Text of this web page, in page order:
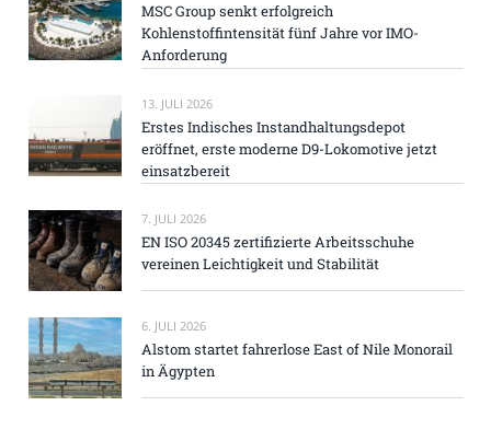
MSC Group senkt erfolgreich
Kohlenstoffintensität fünf Jahre vor IMO-
Anforderung
13. JULI 2026
Erstes Indisches Instandhaltungsdepot
eröffnet, erste moderne D9-Lokomotive jetzt
einsatzbereit
7. JULI 2026
EN ISO 20345 zertifizierte Arbeitsschuhe
vereinen Leichtigkeit und Stabilität
6. JULI 2026
Alstom startet fahrerlose East of Nile Monorail
in Ägypten